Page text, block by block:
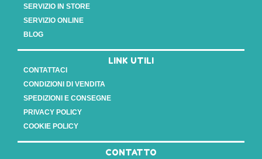
SERVIZIO IN STORE
SERVIZIO ONLINE
BLOG
LINK UTILI
CONTATTACI
CONDIZIONI DI VENDITA
SPEDIZIONI E CONSEGNE
PRIVACY POLICY
COOKIE POLICY
CONTATTO